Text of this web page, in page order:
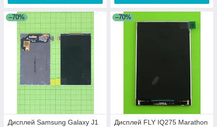
–70%
Дисплей Samsung Galaxy J1
–70%
Дисплей FLY IQ275 Marathon